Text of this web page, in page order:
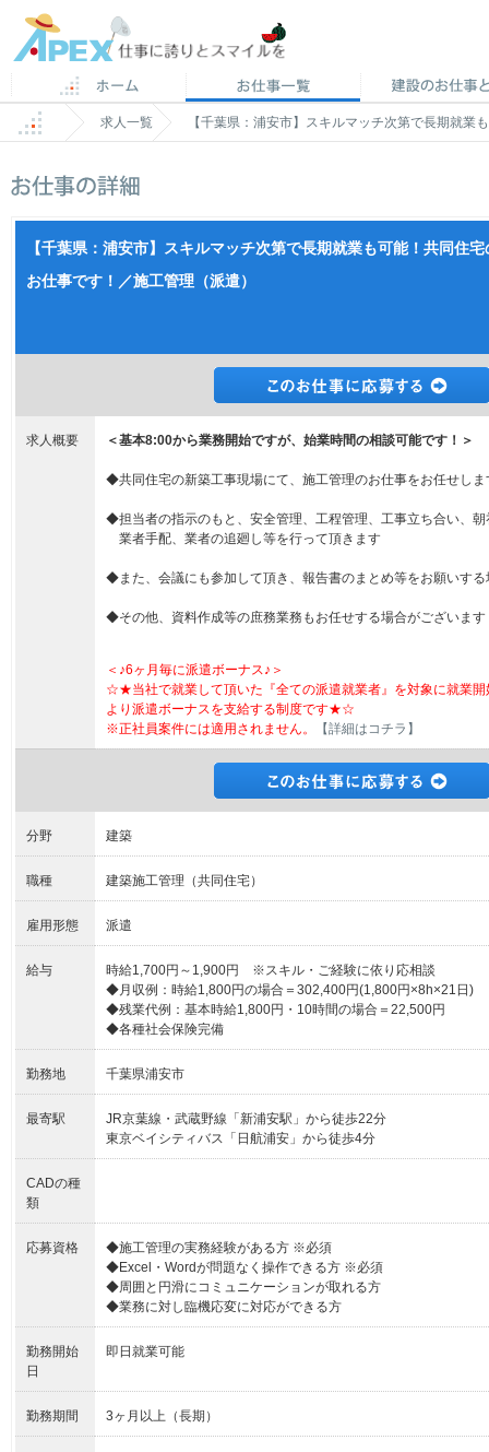
求人一覧 【千葉県：浦安市】スキルマッチ次第で長期就
【千葉県：浦安市】スキルマッチ次第で長期就業も可能！共同住
お仕事です！／施工管理（派遣）
求人概要 ＜基本8:00から業務開始ですが、始業時間の相談可能です！＞
◆共同住宅の新築工事現場にて、施工管理のお仕事をお任せしま
◆担当者の指示のもと、安全管理、工程管理、工事立ち合い、朝
業者手配、業者の追廻し等を行って頂きます
◆また、会議にも参加して頂き、報告書のまとめ等をお願いす
◆その他、資料作成等の庶務業務もお任せする場合がございます
＜♪6ヶ月毎に派遣ボーナス♪＞
☆★当社で就業して頂いた『全ての派遣就業者』を対象に就業開
より派遣ボーナスを支給する制度です★☆
※正社員案件には適用されません。
【詳細はコチラ】
分野 建築
職種 建築施工管理（共同住宅）
雇用形態 派遣
給与
時給1,700円～1,900円 ※スキル・ご経験に依り応相談
◆月収例：時給1,800円の場合＝302,400円(1,800円×8h×21日)
◆残業代例：基本時給1,800円・10時間の場合＝22,500円
◆各種社会保険完備
勤務地 千葉県浦安市
最寄駅
JR京葉線・武蔵野線「新浦安駅」から徒歩22分
東京ベイシティバス「日航浦安」から徒歩4分
CADの種
類
応募資格
◆施工管理の実務経験がある方 ※必須
◆Excel・Wordが問題なく操作できる方 ※必須
◆周囲と円滑にコミュニケーションが取れる方
◆業務に対し臨機応変に対応ができる方
勤務開始
日
即日就業可能
勤務期間 3ヶ月以上（長期）